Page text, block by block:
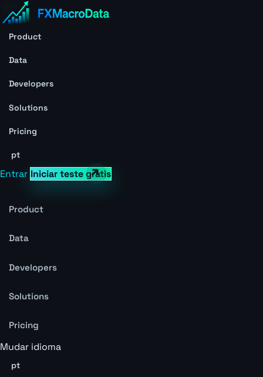
Product
Data
Developers
Solutions
Pricing
pt
Entrar Iniciar teste grátis
Product
Data
Developers
Solutions
Pricing
Mudar idioma
pt